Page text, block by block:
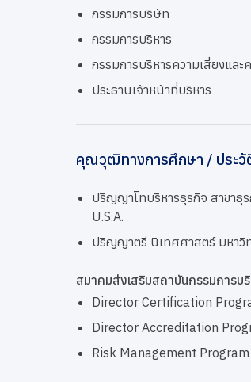
กรรมการบริษัท
กรรมการบริหาร
กรรมการบริหารความเสี่ยงแล
ประธานเจ้าหน้าที่บริหาร
คุณวุฒิทางการศึกษา / ประวั
ปริญญาโทบริหารธุรกิจ สาขาธุ
U.S.A.
ปริญญาตรี นิเทศศาสตร์ มหาวิ
สมาคมส่งเสริมสถาบันกรรมการบ
Director Certification
Director Accreditation
Risk Management